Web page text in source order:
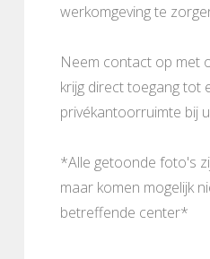
werkomgeving te
Neem contact op met
krijg direct toegang tot
privékantoorruimte bij
*Alle getoonde foto's
maar komen mogelijk
betreffende center*